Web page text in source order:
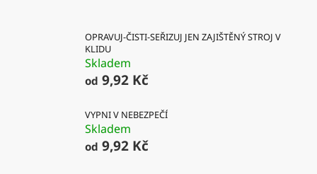
OPRAVUJ-ČISTI-SEŘIZUJ JEN ZAJIŠTĚNÝ STROJ V
KLIDU
Skladem
od 9,92 Kč
VYPNI V NEBEZPEČÍ
Skladem
od 9,92 Kč